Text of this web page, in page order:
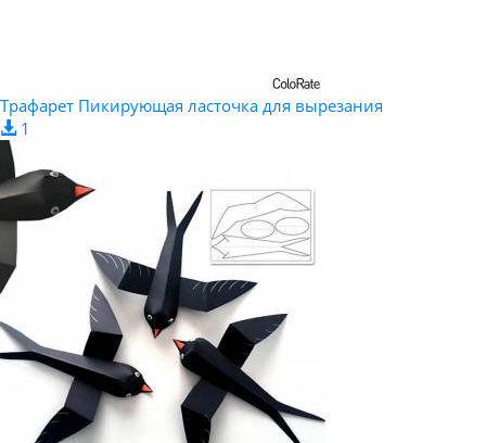
Трафарет Пикирующая ласточка для вырезания
1